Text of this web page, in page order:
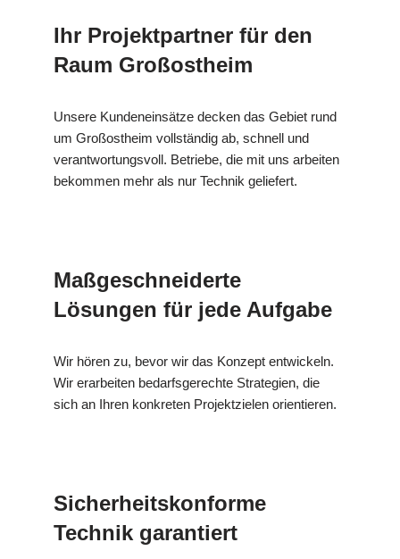
Ihr Projektpartner für den
Raum Großostheim
Unsere Kundeneinsätze decken das Gebiet rund
um Großostheim vollständig ab, schnell und
verantwortungsvoll. Betriebe, die mit uns arbeiten
bekommen mehr als nur Technik geliefert.
Maßgeschneiderte
Lösungen für jede Aufgabe
Wir hören zu, bevor wir das Konzept entwickeln.
Wir erarbeiten bedarfsgerechte Strategien, die
sich an Ihren konkreten Projektzielen orientieren.
Sicherheitskonforme
Technik garantiert